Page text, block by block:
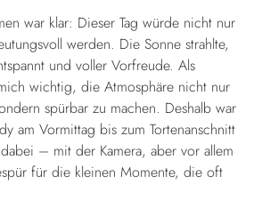
war klar: Dieser Tag würde nicht nur
werden. Die Sonne strahlte,
und voller Vorfreude. Als
wichtig, die Atmosphäre nicht nur
spürbar zu machen. Deshalb war
am Vormittag bis zum Tortenanschnitt
– mit der Kamera, aber vor allem
für die kleinen Momente, die oft